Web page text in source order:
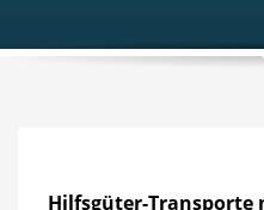
Hilfsgüter-Transporte